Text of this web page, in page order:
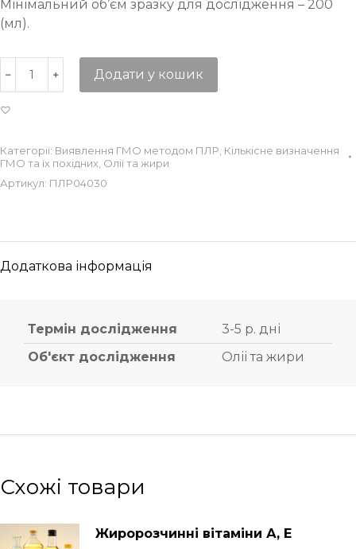
Мінімальний об’єм зразку для дослідження – 200
(мл).
Додати у кошик
Категорії: Виявлення ГМО методом ПЛР, Кількісне визначення
ГМО та їх похідних, Олії та жири
Артикул: ПЛР04030
Додаткова інформація
Термін дослідження
3-5 р. дні
Об'єкт дослідження
Оліі та жири
Схожі товари
Жиророзчинні вітаміни А, Е